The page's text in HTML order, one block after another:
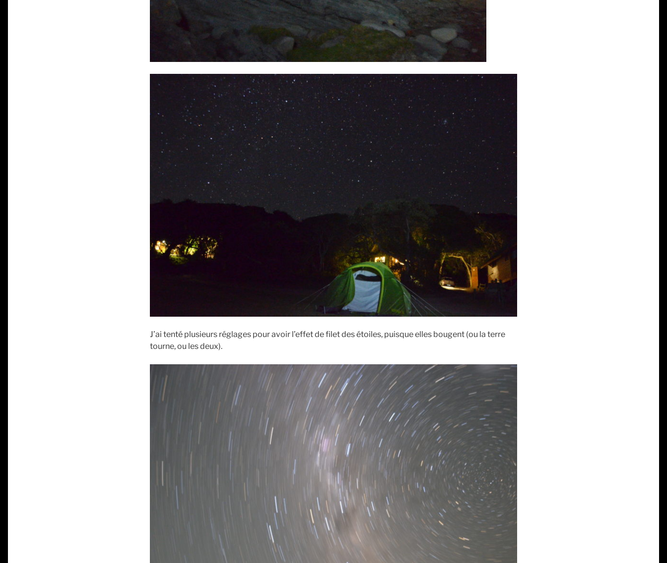
J’ai tenté plusieurs réglages pour avoir l’effet de filet des étoiles, puisque elles bougent (ou la terre
tourne, ou les deux).